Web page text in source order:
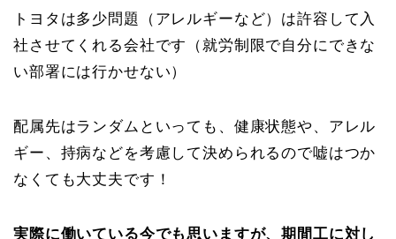
トヨタは多少問題（アレルギーなど）は許容して入
社させてくれる会社です（就労制限で自分にできな
い部署には行かせない）
配属先はランダムといっても、健康状態や、アレル
ギー、持病などを考慮して決められるので嘘はつか
なくても大丈夫です！
実際に働いている今でも思いますが、期間工に対し